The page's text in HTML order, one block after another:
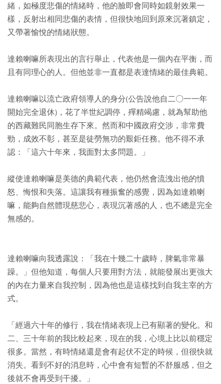
緒，如極度悲傷的情緒時，他的臉即會同時如鏡射效果一
樣，反射出相同悲傷的表情，但很快地回到原來沉著鎮定，
又帶著愉悅的情緒狀態。
達賴喇嘛所表現出的言行舉止，代表他是一個內在平衡，而
且有同理心的人。但他並非一直都是表達情緒的最佳典範。
達賴喇嘛以流亡政府領導人的身分(公告說他自二○一一年
開始完全退休)，花了半世紀調停，殫精竭慮，就為幫助他
的西藏難民同胞生存下來。然而和中國政府交涉，非常費
勁，成效不彰，甚至是徒勞無功的艱鉅任務。他不得不承
認：「這六十年來，我面對太多問題。」
縱使達賴喇嘛是美德的典範代表，他仍然會流洩出他的憤
怒、悔恨和失落。這讓我有種振奮的感覺，因為如達賴喇
嘛，能夠自然體現慈悲心，表現沉著感的人，也不總是完全
無感的。
達賴喇嘛向我透露說：「我在十幾二十歲時，脾氣非常暴
躁。」但他知道，每個人只要用對方法，就能發展出更強大
的內在力量來自我控制，因為他也是這樣找到自我主宰的方
式。
「經過六十年的修行，我在情緒表現上已有顯著的變化。和
二、三十年前的我比較起來，現在的我，心境上比以前穩定
很多。當然，有時情緒還是會有起伏不定的時候，但很快就
消失。看到不好的消息時，心中會有短暫的不舒服感，但之
後就不會再受到干擾。」